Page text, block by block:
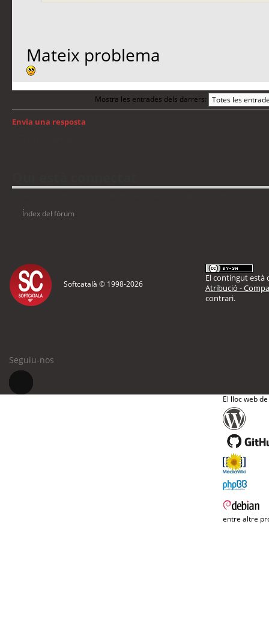
Mateix problema
Mostra les entrades dels darrers:
Envia una resposta
Índex del fòrum
Softcatalà © 1998-2026
El contingut està
Atribució -
contrari.
Seguiu-nos
El lloc web
entre altre